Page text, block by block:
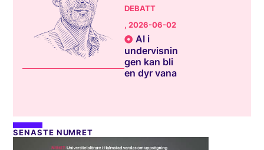
DEBATT
, 2026-06-02
AI i
undervisnin
gen kan bli
en dyr vana
SENASTE NUMRET